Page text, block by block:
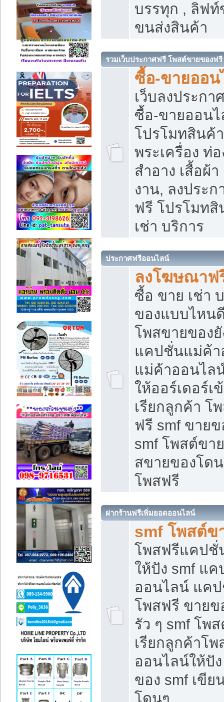
บรรทุก , ลิฟ
ขนส่งสินค้า
รวมเว็บประกาศฟรี โพสต์ขายของฟรี
ซื้อ-ขายออน
เว็บลงประก
ซื้อ-ขายออน
โปรโมทสินค้
พระเครื่อง ท่อ
สำอาง เสื้อผ้
งาน, ลงประ
ฟรี โปรโมท
เช่า บริการ
ประกาศฟรีออนไลน์
ลงโฆษณาฟ
ซื้อ ขาย เช่า
ของแบบไหน
โพสขายของยั
แคปชั่นแม่ค้
แม่ค้าออนไล
ให้ออร์เดอร์เ
เรียกลูกค้า โ
ฟรี smf ขาย
smf โพสต์ขา
สขายของโด
โพสฟรี
ฝากร้านฟรีเพิ่มยอดออนไลน์
smf โพสต์ข
โพสฟรีแคปชั่
ให้ปัง smf แ
ออนไลน์ แค
โพสฟรี ขายข
รัว ๆ smf โพ
เรียกลูกค้าโ
ออนไลน์ให้ปั
ของ smf เขี
โดนๆ